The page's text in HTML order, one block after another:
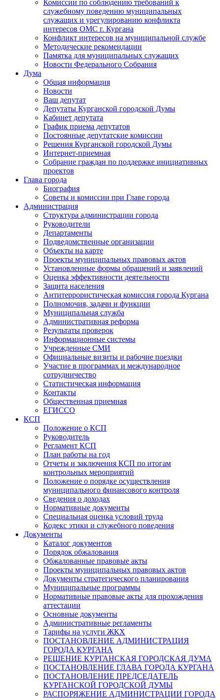
Комиссии по соблюдению требований к
служебному поведению муниципальных
служащих и урегулированию конфликта
интересов ОМС г. Кургана
Конфликт интересов на муниципальной службе
Методические рекомендации
Памятка для муниципальных служащих
Новости Федерального Cобрания
Дума
Общая информация
Новости
Ваш депутат
Депутаты Курганской городской Думы
Кабинет депутата
График приема депутатов
Постоянные депутатские комиссии
Решения Курганской городской Думы
Интернет-приемная
Собрание граждан по поддержке инициативных
проектов
Глава города
Биография
Советы и комиссии при Главе города
Администрация
Структура администрации города
Руководители
Департаменты
Подведомственные организации
Объекты на карте
Проекты муниципальных правовых актов
Установленные формы обращений и заявлений
Оценка эффективности деятельности
Защита населения
Антитеррористическая комиссия города Кургана
Полномочия, задачи и функции
Муниципальная служба
Административная реформа
Результаты проверок
Информационные системы
Учрежденные СМИ
Официальные визиты и рабочие поездки
Участие в программах и международное
сотрудничество
Статистическая информация
Контакты
Общественная приемная
ЕГИССО
КСП
Положение о КСП
Руководитель
Регламент КСП
План работы на год
Отчеты и заключения КСП по итогам
контрольных мероприятий
Положение о порядке осуществления
муниципального финансового контроля
Сведения о доходах
Нормативные документы
Специальная оценка условий труда
Кодекс этики и служебного поведения
Документы
Каталог документов
Порядок обжалования
Обжалованные правовые акты
Проекты муниципальных правовых актов
Документы стратегического планирования
Муниципальные программы
Нормативные правовые акты для прохождения
аттестации
Основные документы
Административные регламенты
Тарифы на услуги ЖКХ
ПОСТАНОВЛЕНИЕ АДМИНИСТРАЦИЯ
ГОРОДА КУРГАНА
РЕШЕНИЕ КУРГАНСКАЯ ГОРОДСКАЯ ДУМА
ПОСТАНОВЛЕНИЕ ГЛАВА ГОРОДА КУРГАНА
ПОСТАНОВЛЕНИЕ ПРЕДСЕДАТЕЛЬ
КУРГАНСКОЙ ГОРОДСКОЙ ДУМЫ
РАСПОРЯЖЕНИЕ АДМИНИСТРАЦИИ ГОРОДА